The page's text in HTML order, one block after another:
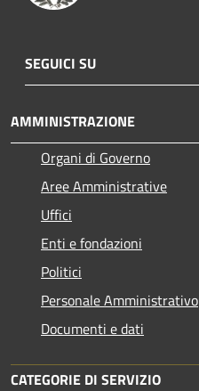
SEGUICI SU
AMMINISTRAZIONE
Organi di Governo
Aree Amministrative
Uffici
Enti e fondazioni
Politici
Personale Amministrativo
Documenti e dati
CATEGORIE DI SERVIZIO